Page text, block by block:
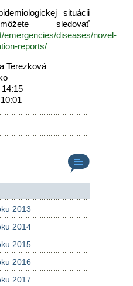
situácii
sledovať
emergencies/diseases/novel-
reports/
Terezková
2013
2014
2015
2016
2017